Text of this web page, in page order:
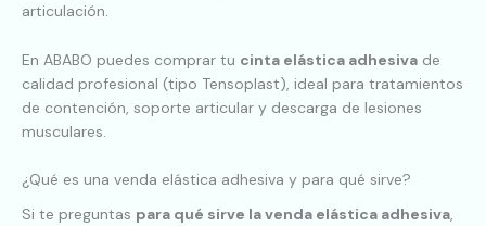
articulación.
En ABABO puedes comprar tu cinta elástica adhesiva de
calidad profesional (tipo Tensoplast), ideal para tratamientos
de contención, soporte articular y descarga de lesiones
musculares.
¿Qué es una venda elástica adhesiva y para qué sirve?
Si te preguntas para qué sirve la venda elástica adhesiva,